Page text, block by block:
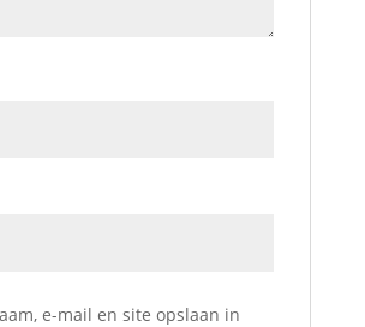
e-mail en site opslaan in